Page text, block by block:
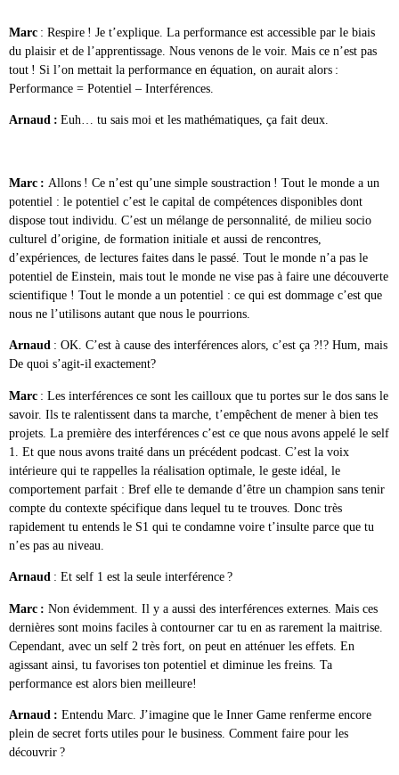
Marc : Respire ! Je t’explique. La performance est accessible par le biais
du plaisir et de l’apprentissage. Nous venons de le voir. Mais ce n’est pas
tout ! Si l’on mettait la performance en équation, on aurait alors :
Performance = Potentiel – Interférences.
Arnaud : Euh… tu sais moi et les mathématiques, ça fait deux.
Marc : Allons ! Ce n’est qu’une simple soustraction ! Tout le monde a un
potentiel : le potentiel c’est le capital de compétences disponibles dont
dispose tout individu. C’est un mélange de personnalité, de milieu socio
culturel d’origine, de formation initiale et aussi de rencontres,
d’expériences, de lectures faites dans le passé. Tout le monde n’a pas le
potentiel de Einstein, mais tout le monde ne vise pas à faire une découverte
scientifique ! Tout le monde a un potentiel : ce qui est dommage c’est que
nous ne l’utilisons autant que nous le pourrions.
Arnaud : OK. C’est à cause des interférences alors, c’est ça ?!? Hum, mais
De quoi s’agit-il exactement?
Marc : Les interférences ce sont les cailloux que tu portes sur le dos sans le
savoir. Ils te ralentissent dans ta marche, t’empêchent de mener à bien tes
projets. La première des interférences c’est ce que nous avons appelé le self
1. Et que nous avons traité dans un précédent podcast. C’est la voix
intérieure qui te rappelles la réalisation optimale, le geste idéal, le
comportement parfait : Bref elle te demande d’être un champion sans tenir
compte du contexte spécifique dans lequel tu te trouves. Donc très
rapidement tu entends le S1 qui te condamne voire t’insulte parce que tu
n’es pas au niveau.
Arnaud : Et self 1 est la seule interférence ?
Marc : Non évidemment. Il y a aussi des interférences externes. Mais ces
dernières sont moins faciles à contourner car tu en as rarement la maitrise.
Cependant, avec un self 2 très fort, on peut en atténuer les effets. En
agissant ainsi, tu favorises ton potentiel et diminue les freins. Ta
performance est alors bien meilleure!
Arnaud : Entendu Marc. J’imagine que le Inner Game renferme encore
plein de secret forts utiles pour le business. Comment faire pour les
découvrir ?